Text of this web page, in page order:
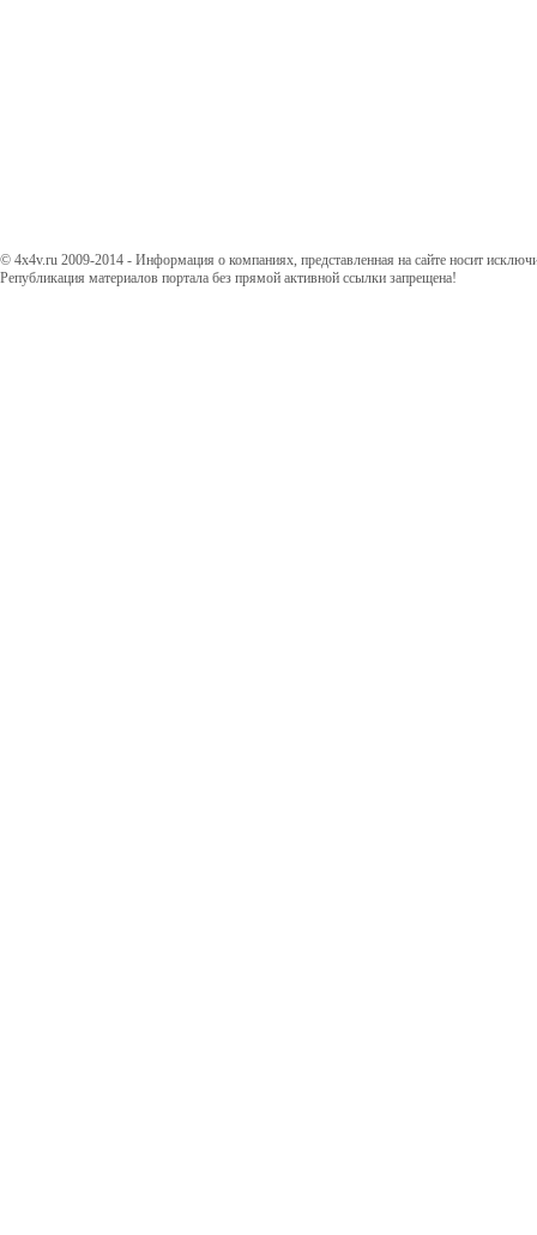
© 4x4v.ru 2009-2014 - Информация о компаниях, представленная на сайте носит
Републикация материалов портала без прямой активной ссылки запрещена!